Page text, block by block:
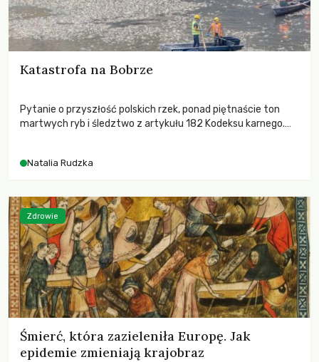
Katastrofa na Bobrze
Pytanie o przyszłość polskich rzek, ponad piętnaście ton
martwych ryb i śledztwo z artykułu 182 Kodeksu karnego.
zdarzeń prowadzących do biologicznej śmierci rzeki.
Natalia Rudzka
Śmierć, która zazieleniła Europę. Jak
epidemie zmieniają krajobraz
Zdrowie